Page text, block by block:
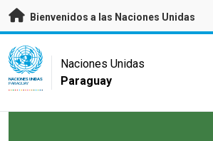
Saltar a contenido principal
Bienvenidos a las Naciones Unidas
UN Logo
NACIONES UNIDAS
PARAGUAY
Naciones Unidas
Paraguay